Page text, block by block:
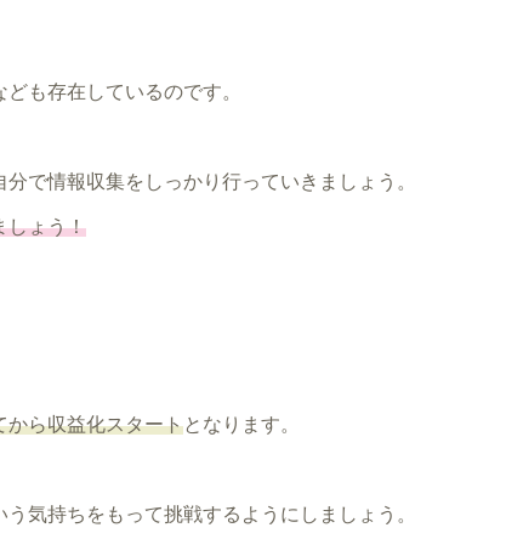
も存在しているのです。
で情報収集をしっかり行っていきましょう。
しょう！
から収益化スタートとなります。
う気持ちをもって挑戦するようにしましょう。